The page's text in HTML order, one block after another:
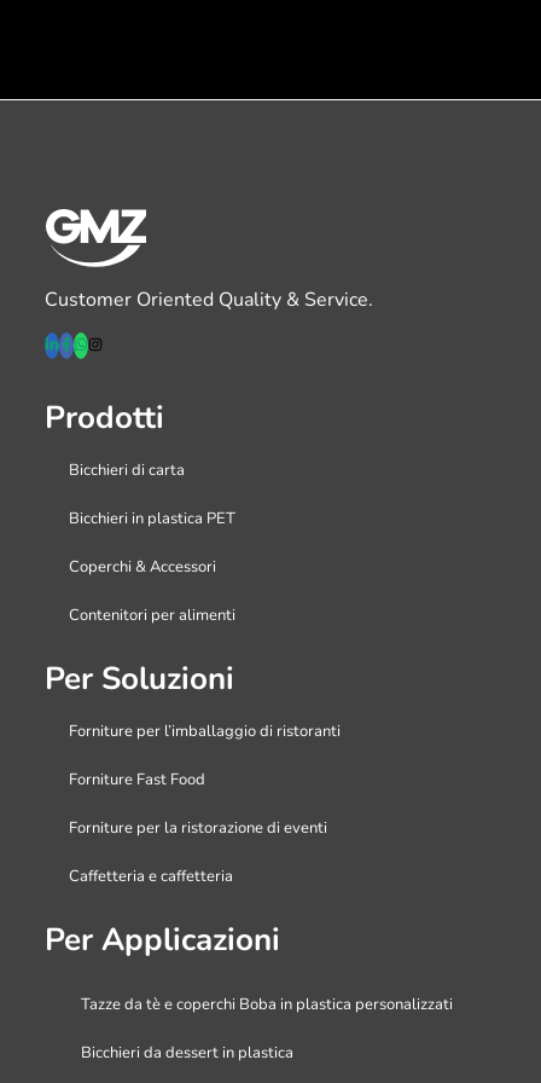
Customer Oriented Quality & Service.
Prodotti
Bicchieri di carta
Bicchieri in plastica PET
Coperchi & Accessori
Contenitori per alimenti
Per Soluzioni
Forniture per l’imballaggio di ristoranti
Forniture Fast Food
Forniture per la ristorazione di eventi
Caffetteria e caffetteria
Per Applicazioni
Tazze da tè e coperchi Boba in plastica personalizzati
Bicchieri da dessert in plastica